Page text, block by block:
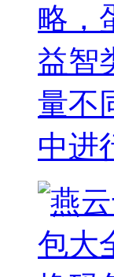
略，
益智
量不
中进